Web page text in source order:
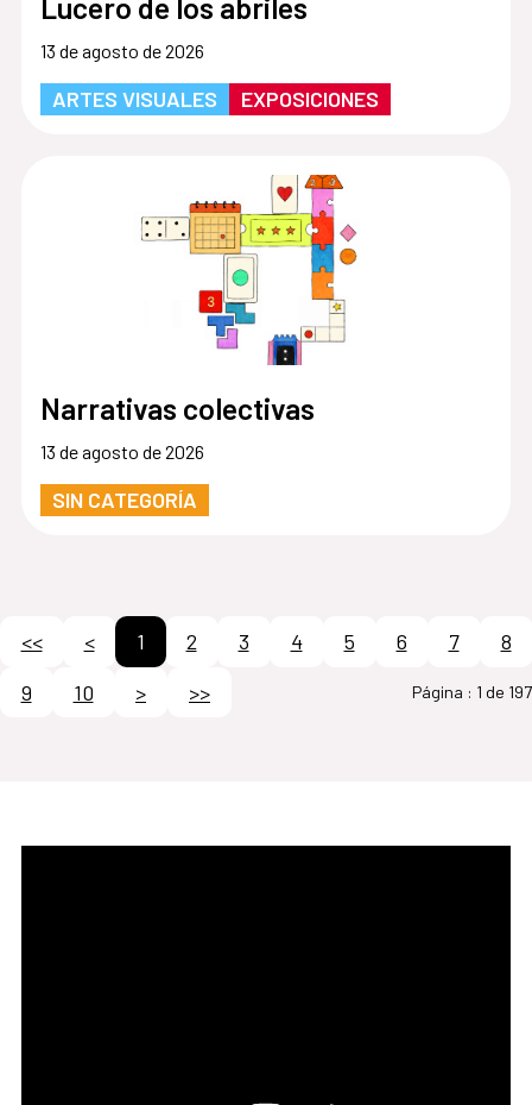
Lucero de los abriles
13 de agosto de 2026
ARTES VISUALES EXPOSICIONES
Narrativas colectivas
13 de agosto de 2026
SIN CATEGORÍA
<< < 1 2 3 4 5 6 7
8
9
10 > >> Página : 1 de 197